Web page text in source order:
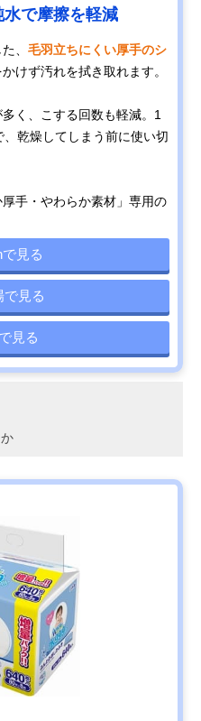
で摩擦を軽減
、 毛羽立ちにくい厚手のシ
けず汚れを拭き取れます。
く、こする回数も軽減。1
乾燥してしまう前に使い切
厚手・やわらか素材」専用の
見る
で見る
見る